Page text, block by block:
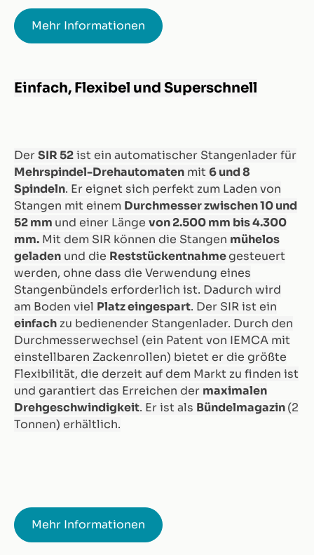
Mehr Informationen
Einfach, Flexibel und Superschnell
DerSIR 52ist ein automatischer Stangenlader für
Mehrspindel-Drehautomaten mit 6 und 8
Spindeln. Er eignet sich perfekt zum Laden von
Stangen mit einem Durchmesser zwischen 10 und
52 mm und einer Länge von 2.500 mm bis 4.300
mm. Mit dem SIR können die Stangen mühelos
geladen und die Reststückentnahmegesteuert
werden, ohne dass die Verwendung eines
Stangenbündels erforderlich ist. Dadurch wird
am Boden viel Platz eingespart. Der SIR ist ein
einfach zu bedienender Stangenlader. Durch den
Durchmesserwechsel (ein Patent von IEMCA mit
einstellbaren Zackenrollen) bietet er die größte
Flexibilität, die derzeit auf dem Markt zu finden ist
und garantiert das Erreichen der maximalen
Drehgeschwindigkeit. Er ist als Bündelmagazin(2
Tonnen) erhältlich.
Mehr Informationen